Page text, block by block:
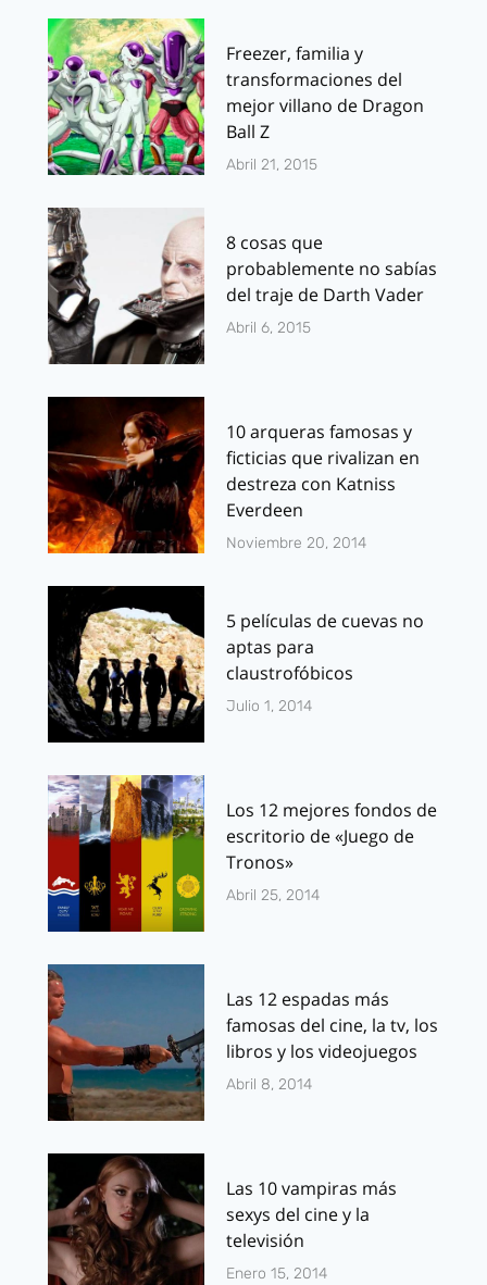
Freezer, familia y
transformaciones del
mejor villano de Dragon
Ball Z
Abril 21, 2015
8 cosas que
probablemente no sabías
del traje de Darth Vader
Abril 6, 2015
10 arqueras famosas y
ficticias que rivalizan en
destreza con Katniss
Everdeen
Noviembre 20, 2014
5 películas de cuevas no
aptas para
claustrofóbicos
Julio 1, 2014
Los 12 mejores fondos de
escritorio de «Juego de
Tronos»
Abril 25, 2014
Las 12 espadas más
famosas del cine, la tv, los
libros y los videojuegos
Abril 8, 2014
Las 10 vampiras más
sexys del cine y la
televisión
Enero 15, 2014